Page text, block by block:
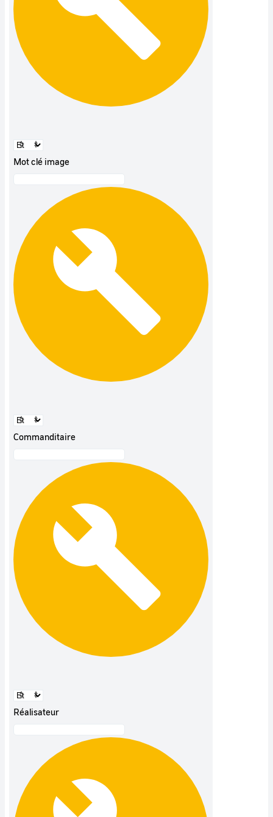
Mot clé image
Commanditaire
Réalisateur